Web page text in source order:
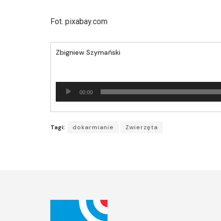
Fot. pixabay.com
Zbigniew Szymański
plików
00:00
Tagi: dokarmianie Zwierzęta